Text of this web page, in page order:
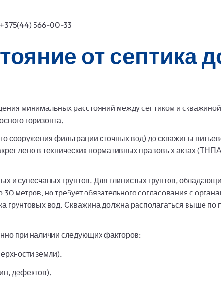
566-00-33
от септика
минимальных расстояний между септиком и
горизонта.
сооружения фильтрации сточных вод) до скважины
в технических нормативных правовых актах
и супесчаных грунтов. Для глинистых грунтов,
метров, но требует обязательного согласования с
грунтовых вод. Скважина должна располагаться выше по
при наличии следующих факторов:
земли).
дефектов).